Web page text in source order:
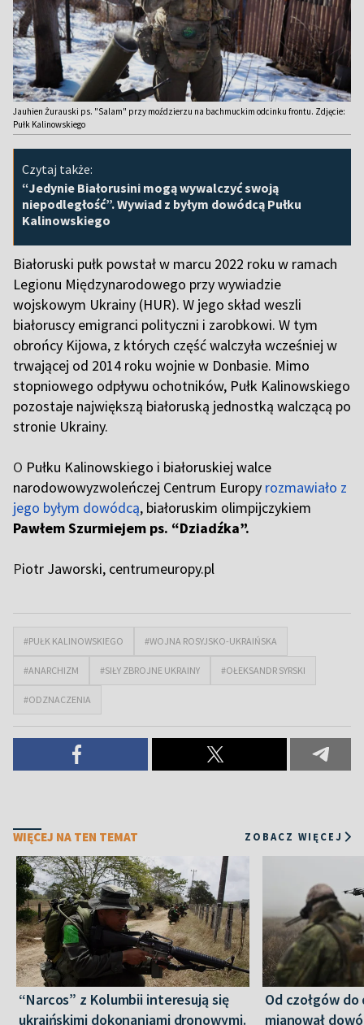
Jauhien Żurauski ps. "Salam" przy moździerzu na bachmuckim odcinku frontu. Zdjęcie:
Pułk Kalinowskiego
Czytaj także:
“Jedynie Białorusini mogą wywalczyć swoją
niepodległość”. Wywiad z byłym dowódcą Pułku
Kalinowskiego
Białoruski pułk powstał w marcu 2022 roku w ramach
Legionu Międzynarodowego przy wywiadzie
wojskowym Ukrainy (HUR). W jego skład weszli
białoruscy emigranci polityczni i zarobkowi. W tym
obrońcy Kijowa, z których część walczyła wcześniej w
trwającej od 2014 roku wojnie w Donbasie. Mimo
stopniowego odpływu ochotników, Pułk Kalinowskiego
pozostaje największą białoruską jednostką walczącą po
stronie Ukrainy.
O Pułku Kalinowskiego i białoruskiej walce
narodowowyzwoleńczej Centrum Europy rozmawiało z
jego byłym dowódcą, białoruskim olimpijczykiem
Pawłem Szurmiejem ps. “Dziadźka”.
Piotr Jaworski, centrumeuropy.pl
#PUŁK KALINOWSKIEGO #WOJNA ROSYJSKO-UKRAIŃSKA
#ANARCHIZM #SIŁY ZBROJNE UKRAINY #OŁEKSANDR SYRSKI
#ODZNACZENIA
WIĘCEJ NA TEN TEMAT ZOBACZ WIĘCEJ
“Narcos” z Kolumbii interesują się
ukraińskimi dokonaniami dronowymi.
Od czołgów
mianował